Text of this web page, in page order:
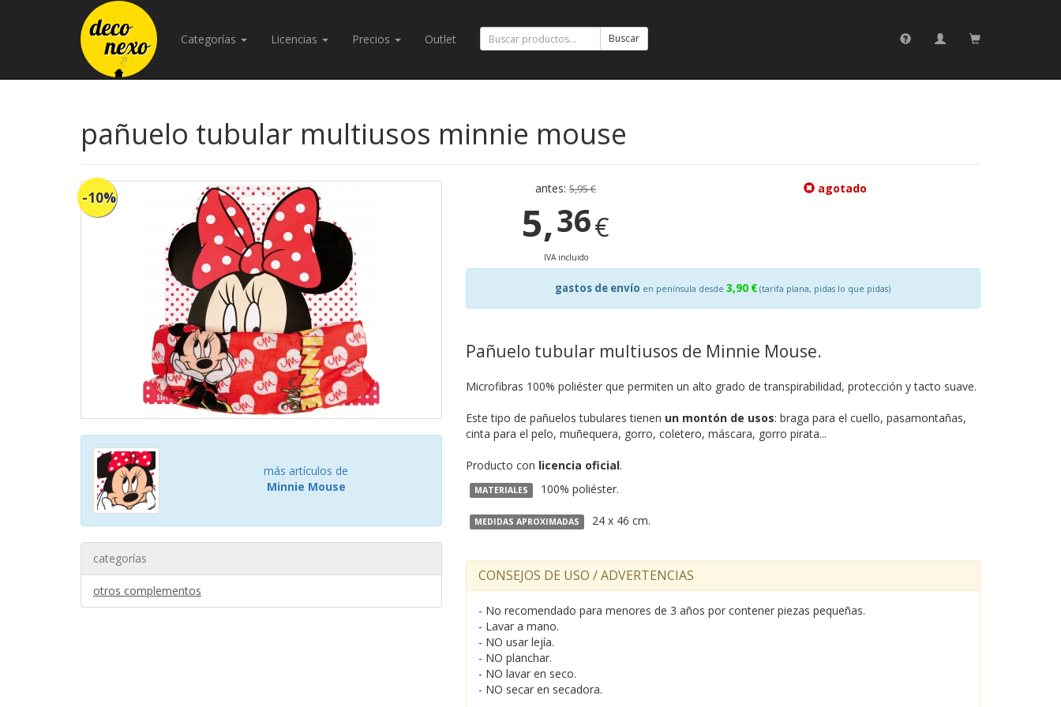
Categorías Licencias Precios Outlet Buscar
pañuelo tubular multiusos minnie mouse
-10%
más artículos de
Minnie Mouse
categorías
otros complementos
antes:5,95 €
5,36€
IVA incluido
agotado
gastos de envío en península desde 3,90 € (tarifa plana, pidas lo que pidas)
Pañuelo tubular multiusos de Minnie Mouse.
Microfibras 100% poliéster que permiten un alto grado de transpirabilidad, protección y tacto suave.
Este tipo de pañuelos tubulares tienen un montón de usos: braga para el cuello, pasamontañas,
cinta para el pelo, muñequera, gorro, coletero, máscara, gorro pirata...
Producto con licencia oficial.
MATERIALES 100% poliéster.
MEDIDAS APROXIMADAS 24 x 46 cm.
CONSEJOS DE USO / ADVERTENCIAS
- No recomendado para menores de 3 años por contener piezas pequeñas.
- Lavar a mano.
- NO usar lejía.
- NO planchar.
- NO lavar en seco.
- NO secar en secadora.